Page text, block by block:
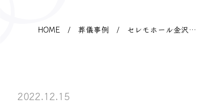
HOME / 葬儀事例 / セレモホール金沢文
庫での家族葬
2022.12.15